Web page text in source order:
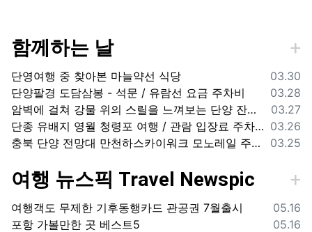
함께하는 날
등록일
03.30
단영여행 중 찾아본 마늘약선 식당
등록일
03.28
단양팔경 도담삼봉 - 석문 / 유람선 요금 주차비
등록일
03.27
암벽에 걸쳐 강물 위의 스릴을 느껴보는 단양 잔도길
등록일
03.26
단종 유배지 영월 청령포 여행 / 관람 입장료 주차장
등록일
03.25
충북 단양 전망대 만천하스카이워크 모노레일 주차장 여행코스
여행 뉴스픽 Travel Newspic
등록일
05.16
여행객도 무제한 기후동행카드 관공권 7월출시
등록일
05.16
포항 가볼만한 곳 베스트5